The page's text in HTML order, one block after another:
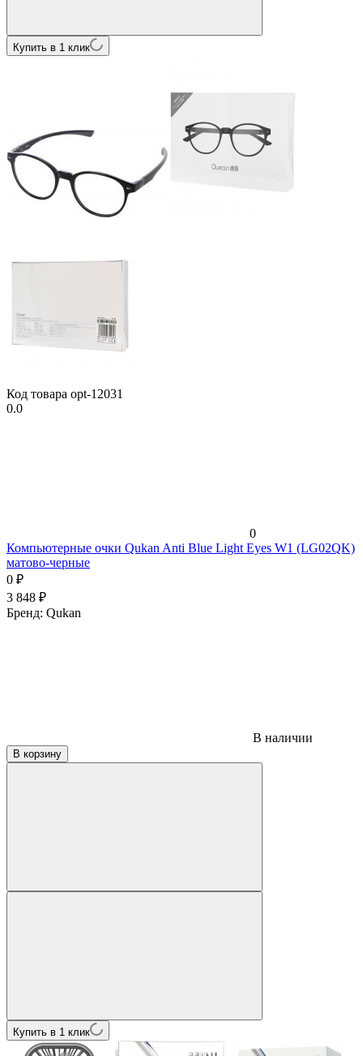
Купить в 1 клик
Код товара opt-12031
0.0
0
Компьютерные очки Qukan Anti Blue Light Eyes W1 (LG02QK)
матово-черные
0 ₽
3 848 ₽
Бренд: Qukan
В наличии
В корзину
Купить в 1 клик